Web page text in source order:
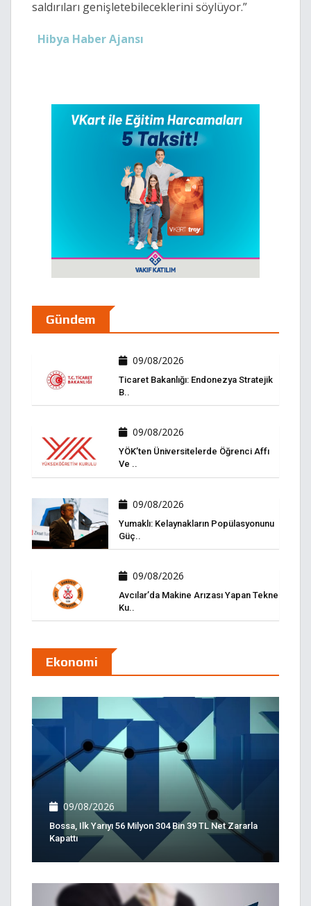
saldırıları genişletebileceklerini söylüyor.”
Hibya Haber Ajansı
Gündem
09/08/2026
Ticaret Bakanlığı: Endonezya Stratejik
B..
09/08/2026
YÖK’ten Üniversitelerde Öğrenci Affı
Ve ..
09/08/2026
Yumaklı: Kelaynakların Popülasyonunu
Güç..
09/08/2026
Avcılar’da Makine Arızası Yapan Tekne
Ku..
Ekonomi
09/08/2026
Bossa, Ilk Yarıyı 56 Milyon 304 Bin 39 TL Net Zararla
Kapattı